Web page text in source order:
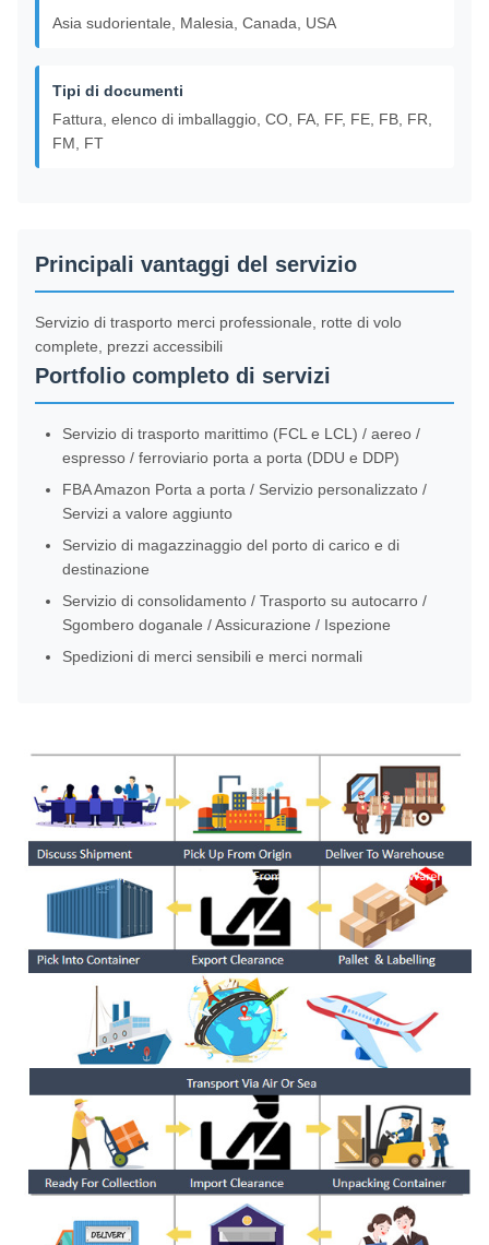
Asia sudorientale, Malesia, Canada, USA
Tipi di documenti
Fattura, elenco di imballaggio, CO, FA, FF, FE, FB, FR,
FM, FT
Principali vantaggi del servizio
Servizio di trasporto merci professionale, rotte di volo
complete, prezzi accessibili
Portfolio completo di servizi
Servizio di trasporto marittimo (FCL e LCL) / aereo /
espresso / ferroviario porta a porta (DDU e DDP)
FBA Amazon Porta a porta / Servizio personalizzato /
Servizi a valore aggiunto
Servizio di magazzinaggio del porto di carico e di
destinazione
Servizio di consolidamento / Trasporto su autocarro /
Sgombero doganale / Assicurazione / Ispezione
Spedizioni di merci sensibili e merci normali